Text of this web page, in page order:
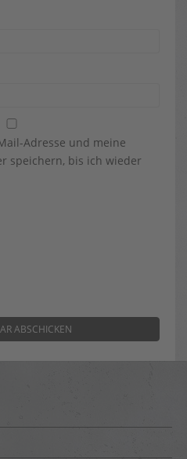
Adresse und meine
speichern, bis ich wieder